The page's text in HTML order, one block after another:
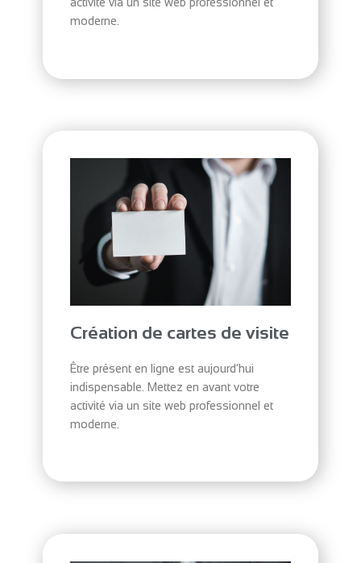
moderne.
Création de cartes de visite
Être présent en ligne est aujourd’hui
indispensable. Mettez en avant votre
activité via un site web professionnel et
moderne.